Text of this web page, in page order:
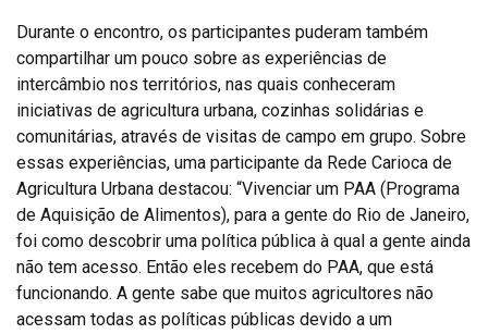
Durante o encontro, os participantes puderam também
compartilhar um pouco sobre as experiências de
intercâmbio nos territórios, nas quais conheceram
iniciativas de agricultura urbana, cozinhas solidárias e
comunitárias, através de visitas de campo em grupo. Sobre
essas experiências, uma participante da Rede Carioca de
Agricultura Urbana destacou: “Vivenciar um PAA (Programa
de Aquisição de Alimentos), para a gente do Rio de Janeiro,
foi como descobrir uma política pública à qual a gente ainda
não tem acesso. Então eles recebem do PAA, que está
funcionando. A gente sabe que muitos agricultores não
acessam todas as políticas públicas devido a um